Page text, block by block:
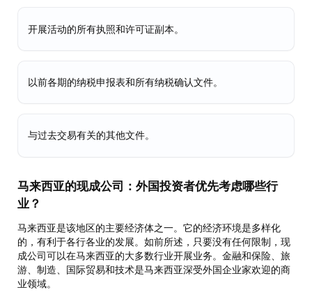
开展活动的所有执照和许可证副本。
以前各期的纳税申报表和所有纳税确认文件。
与过去交易有关的其他文件。
马来西亚的现成公司：外国投资者优先考虑哪些行
业？
马来西亚是该地区的主要经济体之一。它的经济环境是多样化
的，有利于各行各业的发展。如前所述，只要没有任何限制，现
成公司可以在马来西亚的大多数行业开展业务。金融和保险、旅
游、制造、国际贸易和技术是马来西亚深受外国企业家欢迎的商
业领域。